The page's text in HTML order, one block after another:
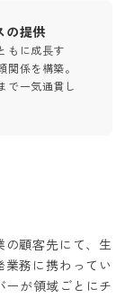
の提供
もに成長す
係を構築。
で一気通貫し
の顧客先にて、生
業務に携わってい
ーが領域ごとにチ